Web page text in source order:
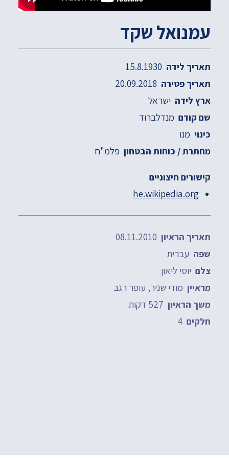
עמנואל שקד
תאריך לידה
תאריך פטירה
ארץ לידה ישראל
שם קודם מנדלברוד
כינוי מנו
מחתרת / כוחות הבטחון פלמ"ח
קישורים חיצוניים
he.wikipedia.org
תאריך הראיון
שפה עברית
צלם יוסי ליאון
מראיין מודי שניר, עופר רגב
משך הראיון
חלקים 4